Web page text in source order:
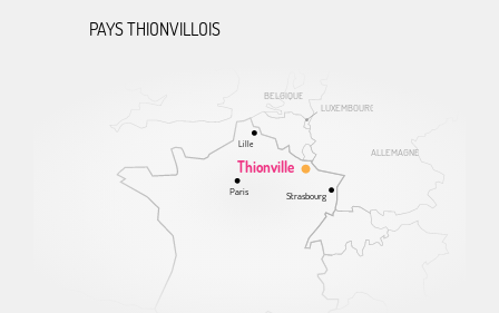
ALLEMAGNE
BELGIQUE
LUXEMBOURG
Thionville
Lille
Paris Strasbourg
PAYS THIONVILLOIS